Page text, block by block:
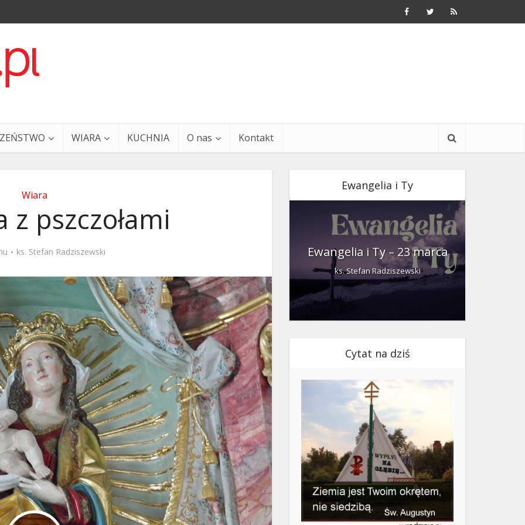
WIARA KUCHNIA O nas Kontakt
Wiara
z pszczołami
ks. Stefan Radziszewski
Ewangelia i Ty
i Ty – 29 grudnia Ewangelia i Ty – 23 marca
ks. Stefan Radziszewski
Cytat na dziś